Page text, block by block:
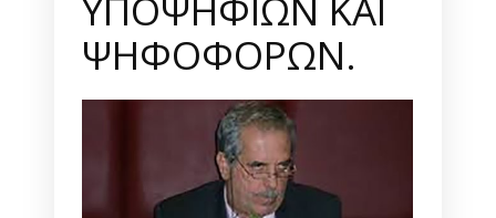
ΨΗΦΟΦΟΡΩΝ.